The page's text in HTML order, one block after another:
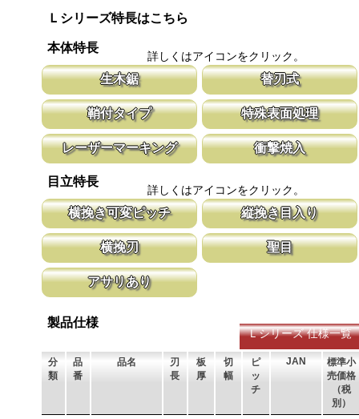
Ｌシリーズ特長はこちら
本体特長
詳しくはアイコンをクリック。
生木鋸
生木鋸は伐採作業や造園に、山林の枝打ちには剪定鋸が、果樹園の
剪定作業には果樹鋸が適しています。
替刃式
新しい鋸刃に取り替える事で、ご購入時
鋸刃のマーキング（右下）に替刃品番を明
鞘付タイプ
腰に鞘を吊り下げて収納が可能な鞘付タイプは、造園や果樹園、型
枠作業など野外での使用が主な商品に採用しております。
特殊表面処理
鋸刃表面にメッキ処理をして、サビから
ビにより切断材料を汚す心配がありません。
レーザーマーキング
す。 レーザーマーキングを使用し、マークが消えないようにして
衝撃焼入
刃の秘訣です。
目立特長
詳しくはアイコンをクリック。
横挽き可変ピッチ
刃先はピッチが大きく、刃元へ行くほど小さくなる目立てで、刃全
体で均等に切進むことが出来るようにした目立てです。
縦挽き目入り
横挽の刃に、何カ所か縦挽き目を配置する
を助け、良好な切れ味を発揮します。
横挽刃
木材の繊維をある一定の巾で連続して切り落とす仕組みになってい
ます。 横挽刃を縦挽に使用すると、けっして良好な切れ味は望め
ません。
聖目
アサリあり
まれないようにしています。 板厚より切幅は大きくなります。
製品仕様
Ｌシリーズ 仕様一覧
分
類
品
番
品名
刃
長
板
厚
切
幅
ピ
ッ
チ
JAN
標準小
売価格
（税
別）